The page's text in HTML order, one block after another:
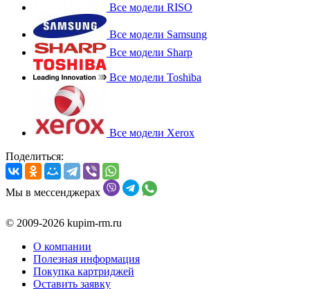
Все модели RISO
Все модели Samsung
Все модели Sharp
Все модели Toshiba
Все модели Xerox
Поделиться:
Мы в мессенджерах
© 2009-2026 kupim-rm.ru
О компании
Полезная информация
Покупка картриджей
Оставить заявку